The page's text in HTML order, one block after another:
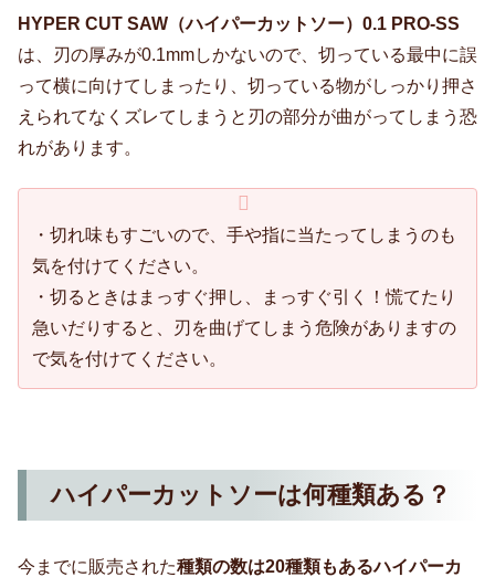
HYPER CUT SAW（ハイパーカットソー）0.1 PRO-SS
は、刃の厚みが0.1mmしかないので、切っている最中に誤
って横に向けてしまったり、切っている物がしっかり押さ
えられてなくズレてしまうと刃の部分が曲がってしまう恐
れがあります。
・切れ味もすごいので、手や指に当たってしまうのも
気を付けてください。
・切るときはまっすぐ押し、まっすぐ引く！慌てたり
急いだりすると、刃を曲げてしまう危険がありますの
で気を付けてください。
ハイパーカットソーは何種類ある？
今までに販売された種類の数は20種類もあるハイパーカ